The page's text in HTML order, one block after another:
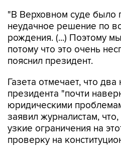
"В Верховном суде было
неудачное решение по
рождения. (...) Поэтому
потому что это очень
пояснил президент.
Газета отмечает, что
президента "почти
юридическими
заявил журналистам,
узкие ограничения на
проверку на